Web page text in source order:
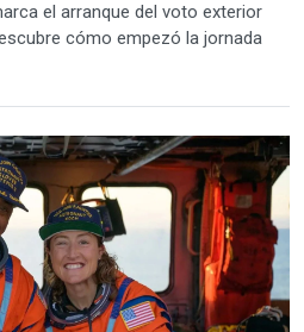
el arranque del voto exterior
cómo empezó la jornada